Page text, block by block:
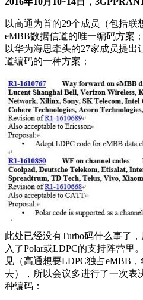
以高通为首的29个成员（包括联
eMBB数据信道的唯一编码方案；
以华为海思牵头的27家成员提出
道编码的一种方案；
此处已经没有Turbo码什么事了
入了Polar或LDPC的支持阵营里
见（高通想要LDPC独占eMBB
去），所以会议多进行了一次表
种编码：